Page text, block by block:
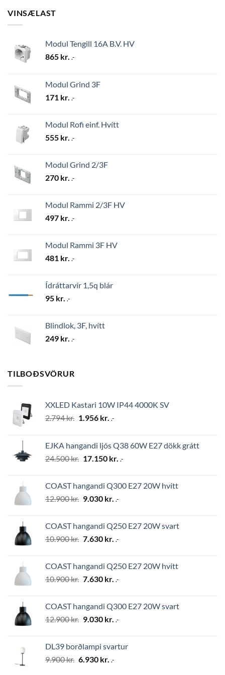
VINSÆLAST
Modul Tengill 16A B.V. HV
865 kr. .-
Modul Grind 3F
171 kr. .-
Modul Rofi einf. Hvítt
555 kr. .-
Modul Grind 2/3F
270 kr. .-
Modul Rammi 2/3F HV
497 kr. .-
Modul Rammi 3F HV
481 kr. .-
Ídráttarvír 1,5q blár
95 kr. .-
Blindlok, 3F, hvítt
249 kr. .-
TILBOÐSVÖRUR
XXLED Kastari 10W IP44 4000K SV
2.794kr. Original
2.794 kr..
1.956 kr. Current
1.956 kr..
.-
EJKA hangandi ljós Q38 60W E27 dökk grátt
24.500kr. Original
24.500 kr..
17.150 kr. Current
17.150 kr..
.-
COAST hangandi Q300 E27 20W hvítt
12.900kr. Original
12.900 kr..
9.030 kr. Current
9.030 kr..
.-
COAST hangandi Q250 E27 20W svart
10.900kr. Original
10.900 kr..
7.630 kr. Current
7.630 kr..
.-
COAST hangandi Q250 E27 20W hvítt
10.900kr. Original
10.900 kr..
7.630 kr. Current
7.630 kr..
.-
COAST hangandi Q300 E27 20W svart
12.900kr. Original
12.900 kr..
9.030 kr. Current
9.030 kr..
.-
DL39 borðlampi svartur
9.900kr. Original
6.930 kr. Current
.-